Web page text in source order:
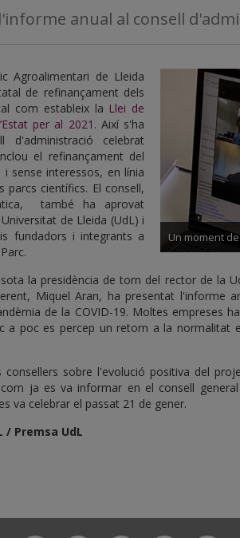
anual al consell
Un moment
Agroalimentari de Lleida
de refinançament dels
com estableix la Llei de
per al 2021 . Així s'ha
d'administració celebrat
el refinançament del
sense interessos, en línia
parcs científics. El consell,
també ha aprovat
de Lleida (UdL) i
fundadors i integrants a
la presidència de torn del rector de la
Miquel Aran, ha presentat l'informe
de la COVID-19. Moltes empreses
a poc es percep un retorn a la normalitat
sobre l'evolució positiva del
ja es va informar en el consell
va celebrar el passat 21 de gener.
/ Premsa UdL